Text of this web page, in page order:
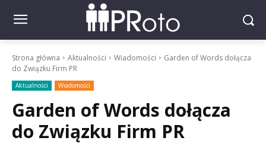
Strona główna Aktualności Wiadomości
Garden of Words dołącza
do Związku Firm PR
Aktualności Wiadomości
Garden of Words dołącza
do Związku Firm PR